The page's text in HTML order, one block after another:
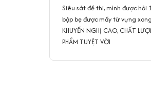
Siêu sát đề thi, mình được hỏi
bập bẹ được mấy từ vựng
KHUYẾN NGHỊ CAO, CHẤT
PHẨM TUYỆT VỜI